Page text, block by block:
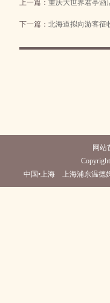
上一篇： 重庆大世界君亭酒
下一篇： 北海道拟向游客征
网站
中国•上海 上海浦东温德